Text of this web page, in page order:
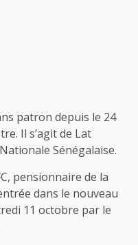
patron depuis le 24
Il s’agit de Lat
Sénégalaise.
pensionnaire de la
dans le nouveau
11 octobre par le